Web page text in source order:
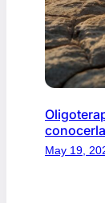
May 19,